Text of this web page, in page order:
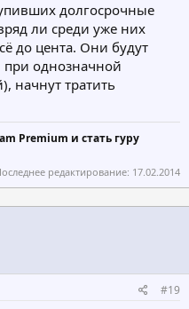
долгосрочные
ли среди уже них
до цента. Они будут
при однозначной
начнут тратить
Premium и стать гуру
редактирование: 17.02.2014
#19